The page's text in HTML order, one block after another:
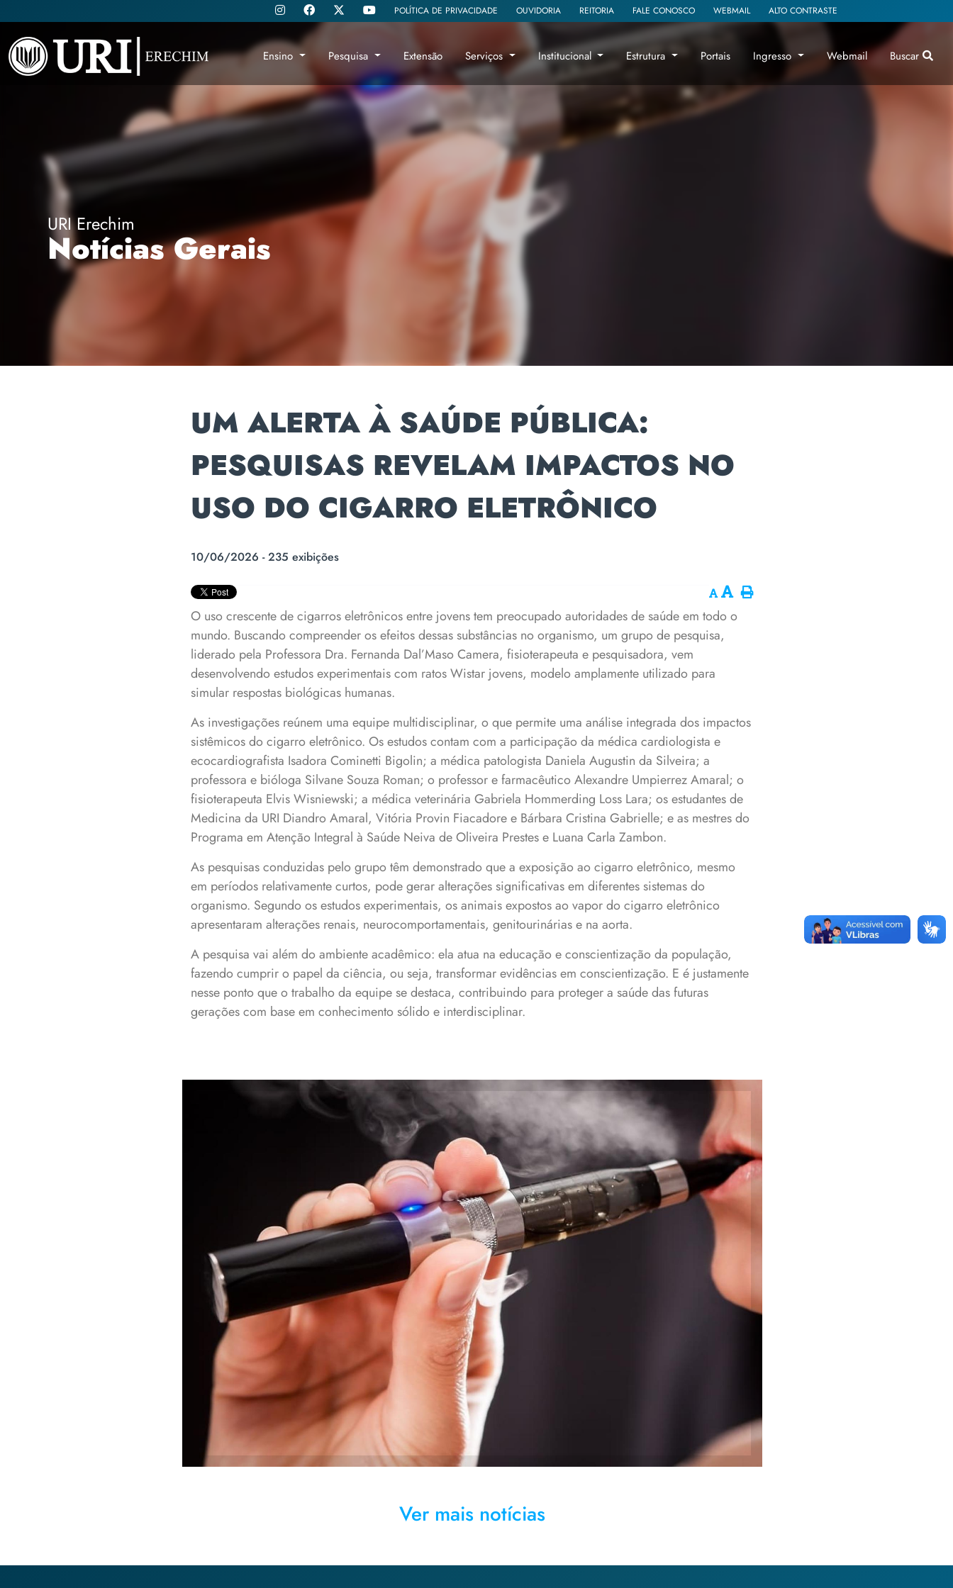
Ensino Pesquisa Extensão Serviços Institucional Estrutura Portais Ingresso Webmail Buscar
POLÍTICA DE PRIVACIDADE OUVIDORIA REITORIA FALE CONOSCO WEBMAIL ALTO CONTRASTE
URI Erechim
Notícias Gerais
UM ALERTA À SAÚDE PÚBLICA:
PESQUISAS REVELAM IMPACTOS NO
USO DO CIGARRO ELETRÔNICO
10/06/2026 - 235 exibições
O uso crescente de cigarros eletrônicos entre jovens tem preocupado autoridades de saúde em todo o
mundo. Buscando compreender os efeitos dessas substâncias no organismo, um grupo de pesquisa,
liderado pela Professora Dra. Fernanda Dal’Maso Camera, fisioterapeuta e pesquisadora, vem
desenvolvendo estudos experimentais com ratos Wistar jovens, modelo amplamente utilizado para
simular respostas biológicas humanas.
As investigações reúnem uma equipe multidisciplinar, o que permite uma análise integrada dos impactos
sistêmicos do cigarro eletrônico. Os estudos contam com a participação da médica cardiologista e
ecocardiografista Isadora Cominetti Bigolin; a médica patologista Daniela Augustin da Silveira; a
professora e bióloga Silvane Souza Roman; o professor e farmacêutico Alexandre Umpierrez Amaral; o
fisioterapeuta Elvis Wisniewski; a médica veterinária Gabriela Hommerding Loss Lara; os estudantes de
Medicina da URI Diandro Amaral, Vitória Provin Fiacadore e Bárbara Cristina Gabrielle; e as mestres do
Programa em Atenção Integral à Saúde Neiva de Oliveira Prestes e Luana Carla Zambon.
As pesquisas conduzidas pelo grupo têm demonstrado que a exposição ao cigarro eletrônico, mesmo
em períodos relativamente curtos, pode gerar alterações significativas em diferentes sistemas do
organismo. Segundo os estudos experimentais, os animais expostos ao vapor do cigarro eletrônico
apresentaram alterações renais, neurocomportamentais, genitourinárias e na aorta.
A pesquisa vai além do ambiente acadêmico: ela atua na educação e conscientização da população,
fazendo cumprir o papel da ciência, ou seja, transformar evidências em conscientização. E é justamente
nesse ponto que o trabalho da equipe se destaca, contribuindo para proteger a saúde das futuras
gerações com base em conhecimento sólido e interdisciplinar.
Pesquisas mostram sérios danos à saúde causados pelo cigarro eletrônico
Ver mais notícias